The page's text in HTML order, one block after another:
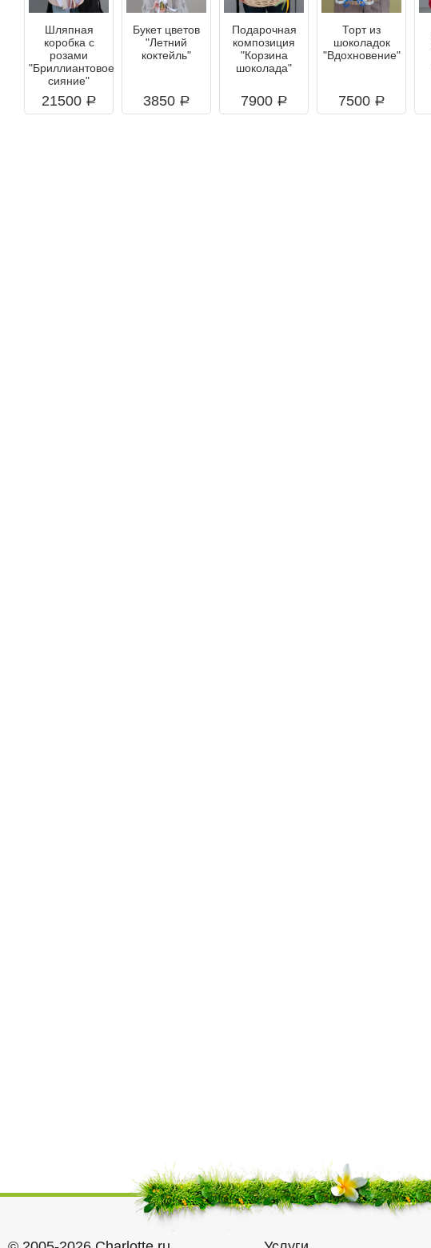
Шляпная
коробка с
розами
"Бриллиантовое
сияние"
21500 a
Букет цветов
"Летний
коктейль"
3850 a
Подарочная
композиция
"Корзина
шоколада"
7900 a
Торт из
шоколадок
"Вдохновение"
7500 a